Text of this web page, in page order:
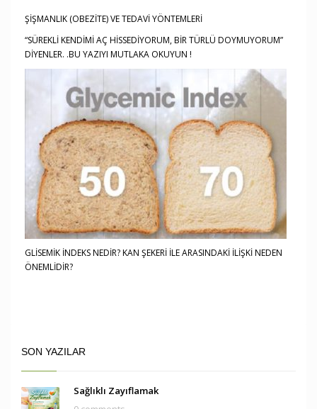
ŞİŞMANLIK (OBEZİTE) VE TEDAVİ YÖNTEMLERİ
“SÜREKLİ KENDİMİ AÇ HİSSEDİYORUM, BİR TÜRLÜ DOYMUYORUM”
DİYENLER. .BU YAZIYI MUTLAKA OKUYUN !
GLİSEMİK İNDEKS NEDİR? KAN ŞEKERİ İLE ARASINDAKİ İLİŞKİ NEDEN
ÖNEMLİDİR?
SON YAZILAR
Sağlıklı Zayıflamak